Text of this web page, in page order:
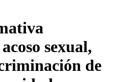
sexual,
de